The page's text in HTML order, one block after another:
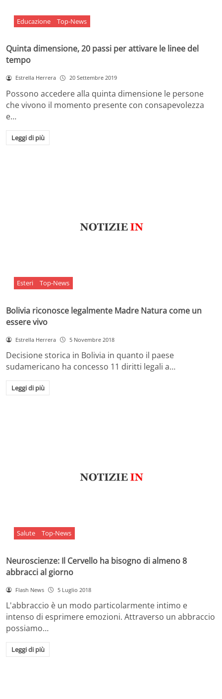
Educazione Top-News
Quinta dimensione, 20 passi per attivare le linee del
tempo
Estrella Herrera 20 Settembre 2019
Possono accedere alla quinta dimensione le persone
che vivono il momento presente con consapevolezza
e…
Leggi di più
Esteri Top-News
Bolivia riconosce legalmente Madre Natura come un
essere vivo
Estrella Herrera 5 Novembre 2018
Decisione storica in Bolivia in quanto il paese
sudamericano ha concesso 11 diritti legali a…
Leggi di più
Salute Top-News
Neuroscienze: Il Cervello ha bisogno di almeno 8
abbracci al giorno
Flash News 5 Luglio 2018
L'abbraccio è un modo particolarmente intimo e
intenso di esprimere emozioni. Attraverso un abbraccio
possiamo…
Leggi di più